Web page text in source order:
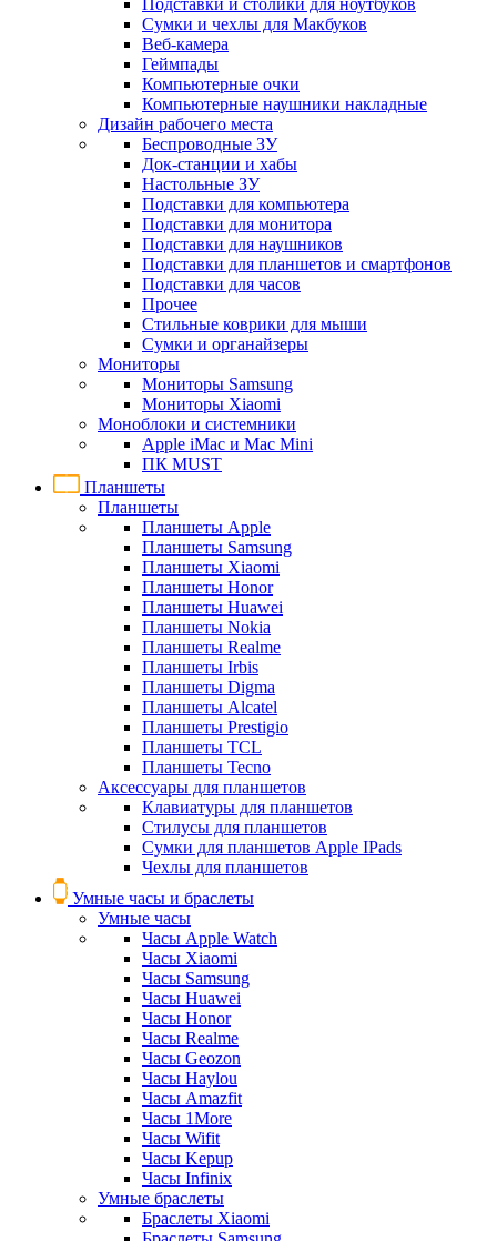
Подставки и столики для ноутбуков
Сумки и чехлы для Макбуков
Веб-камера
Геймпады
Компьютерные очки
Компьютерные наушники накладные
Дизайн рабочего места
Беспроводные ЗУ
Док-станции и хабы
Настольные ЗУ
Подставки для компьютера
Подставки для монитора
Подставки для наушников
Подставки для планшетов и смартфонов
Подставки для часов
Прочее
Стильные коврики для мыши
Сумки и органайзеры
Мониторы
Мониторы Samsung
Мониторы Xiaomi
Моноблоки и системники
Apple iMac и Mac Mini
ПК MUST
Планшеты
Планшеты
Планшеты Apple
Планшеты Samsung
Планшеты Xiaomi
Планшеты Honor
Планшеты Huawei
Планшеты Nokia
Планшеты Realme
Планшеты Irbis
Планшеты Digma
Планшеты Alcatel
Планшеты Prestigio
Планшеты TCL
Планшеты Tecno
Аксессуары для планшетов
Клавиатуры для планшетов
Стилусы для планшетов
Сумки для планшетов Apple IPads
Чехлы для планшетов
Умные часы и браслеты
Умные часы
Часы Apple Watch
Часы Xiaomi
Часы Samsung
Часы Huawei
Часы Honor
Часы Realme
Часы Geozon
Часы Haylou
Часы Amazfit
Часы 1More
Часы Wifit
Часы Kepup
Часы Infinix
Умные браслеты
Браслеты Xiaomi